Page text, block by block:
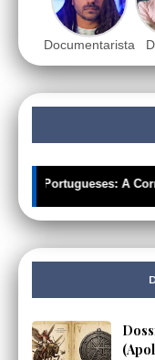
Documentarista
🔍 Portugueses: A